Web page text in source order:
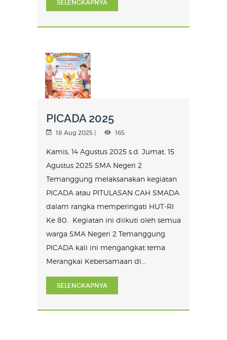
SELENGKAPNYA
PICADA 2025
18 Aug 2025 | 165
Kamis, 14 Agustus 2025 s.d. Jumat, 15
Agustus 2025 SMA Negeri 2
Temanggung melaksanakan kegiatan
PICADA atau PITULASAN CAH SMADA
dalam rangka memperingati HUT-RI
Ke 80. Kegiatan ini diikuti oleh semua
warga SMA Negeri 2 Temanggung.
PICADA kali ini mengangkat tema
Merangkai Kebersamaan di...
SELENGKAPNYA